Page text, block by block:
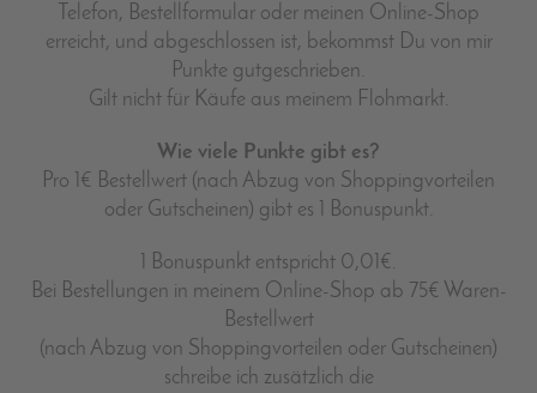
Telefon, Bestellformular oder meinen Online-Shop
erreicht, und abgeschlossen ist, bekommst Du von mir
Punkte gutgeschrieben.
Gilt nicht für Käufe aus meinem Flohmarkt.
Wie viele Punkte gibt es?
Pro 1€ Bestellwert (nach Abzug von Shoppingvorteilen
oder Gutscheinen) gibt es 1 Bonuspunkt.
1 Bonuspunkt entspricht 0,01€.
Bei Bestellungen in meinem Online-Shop ab 75€ Waren-
Bestellwert
(nach Abzug von Shoppingvorteilen oder Gutscheinen)
schreibe ich zusätzlich die